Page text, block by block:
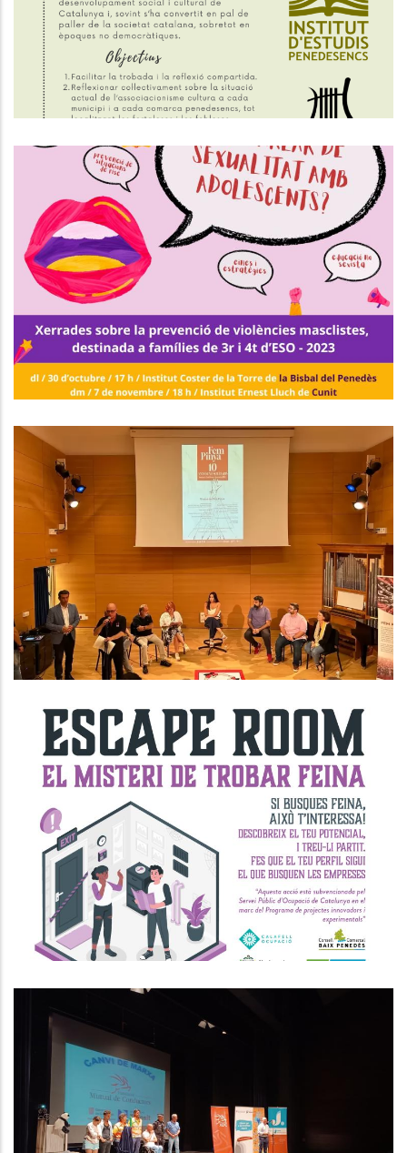
Impulsen Unes Jornades Sobre
L'associacionisme Cultural
Altres
El Consell Comarcal Del Baix
Penedès Crea El Programa Jove
#preguntaopassa De Prevenció
De Les Violències Masclistes Als
S. socials
Celebració Del Desè Aniversari
Del Projecte Solidari Fem Pinya
"Escape Room: El Misteri De
Trobar Feina"
Ocupació
Novena Edició Del "Canvi De
Marxa" Al Baix Penedès
Educació